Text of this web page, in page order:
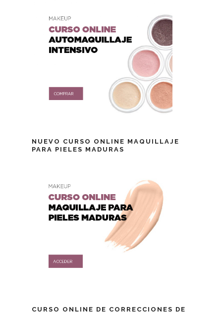
NUEVO CURSO ONLINE MAQUILLAJE
PARA PIELES MADURAS
CURSO ONLINE DE CORRECCIONES DE